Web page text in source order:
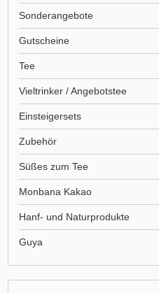
Sonderangebote
Gutscheine
Tee
Vieltrinker / Angebotstee
Einsteigersets
Zubehör
Süßes zum Tee
Monbana Kakao
Hanf- und Naturprodukte
Guya